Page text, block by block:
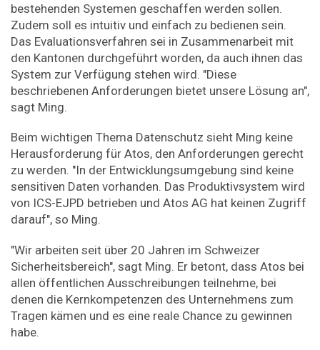
bestehenden Systemen geschaffen werden sollen.
Zudem soll es intuitiv und einfach zu bedienen sein.
Das Evaluationsverfahren sei in Zusammenarbeit mit
den Kantonen durchgeführt worden, da auch ihnen das
System zur Verfügung stehen wird. "Diese
beschriebenen Anforderungen bietet unsere Lösung an",
sagt Ming.
Beim wichtigen Thema Datenschutz sieht Ming keine
Herausforderung für Atos, den Anforderungen gerecht
zu werden. "In der Entwicklungsumgebung sind keine
sensitiven Daten vorhanden. Das Produktivsystem wird
von ICS-EJPD betrieben und Atos AG hat keinen Zugriff
darauf", so Ming.
"Wir arbeiten seit über 20 Jahren im Schweizer
Sicherheitsbereich", sagt Ming. Er betont, dass Atos bei
allen öffentlichen Ausschreibungen teilnehme, bei
denen die Kernkompetenzen des Unternehmens zum
Tragen kämen und es eine reale Chance zu gewinnen
habe.